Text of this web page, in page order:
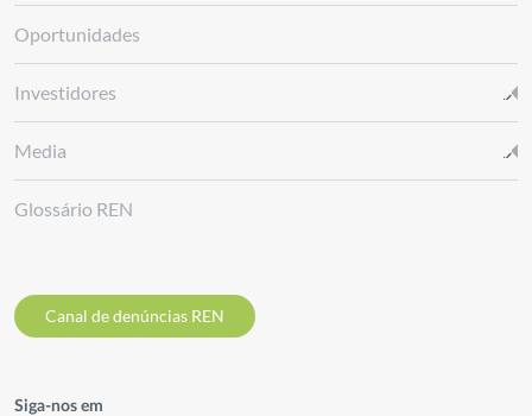
Oportunidades
Investidores
Media
Glossário REN
Canal de denúncias REN
Siga-nos em